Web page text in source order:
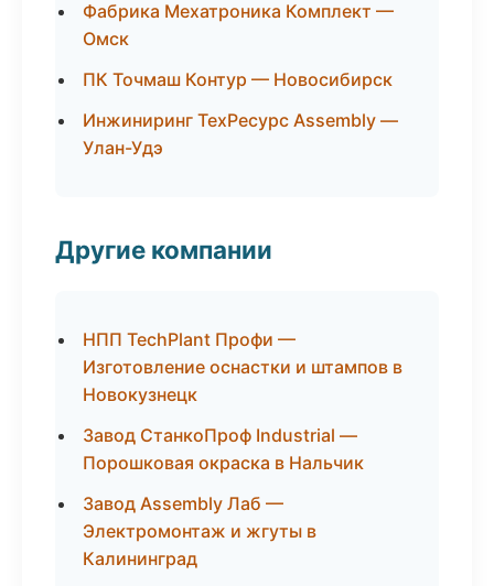
Фабрика Мехатроника Комплект —
Омск
ПК Точмаш Контур — Новосибирск
Инжиниринг ТехРесурс Assembly —
Улан-Удэ
Другие компании
НПП TechPlant Профи —
Изготовление оснастки и штампов в
Новокузнецк
Завод СтанкоПроф Industrial —
Порошковая окраска в Нальчик
Завод Assembly Лаб —
Электромонтаж и жгуты в
Калининград